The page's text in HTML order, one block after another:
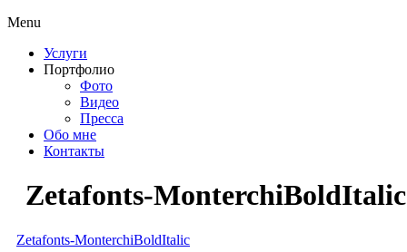
Menu
Услуги
Портфолио
Фото
Видео
Пресса
Обо мне
Контакты
Zetafonts-MonterchiBoldItalic
Zetafonts-MonterchiBoldItalic